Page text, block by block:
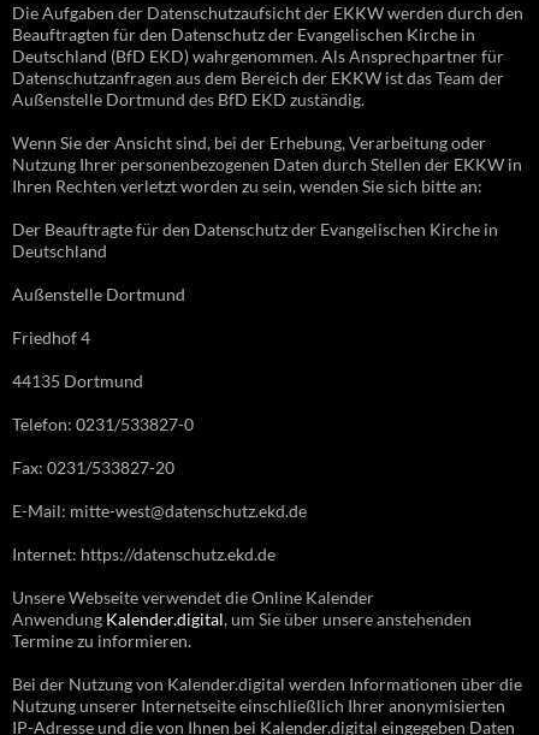
Die Aufgaben der Datenschutzaufsicht der EKKW werden durch den
Beauftragten für den Datenschutz der Evangelischen Kirche in
Deutschland (BfD EKD) wahrgenommen. Als Ansprechpartner für
Datenschutzanfragen aus dem Bereich der EKKW ist das Team der
Außenstelle Dortmund des BfD EKD zuständig.
Wenn Sie der Ansicht sind, bei der Erhebung, Verarbeitung oder
Nutzung Ihrer personenbezogenen Daten durch Stellen der EKKW in
Ihren Rechten verletzt worden zu sein, wenden Sie sich bitte an:
Der Beauftragte für den Datenschutz der Evangelischen Kirche in
Deutschland
Außenstelle Dortmund
Friedhof 4
44135 Dortmund
Telefon: 0231/533827-0
Fax: 0231/533827-20
E-Mail: mitte-west@datenschutz.ekd.de
Internet: https://datenschutz.ekd.de
Unsere Webseite verwendet die Online Kalender
Anwendung Kalender.digital, um Sie über unsere anstehenden
Termine zu informieren.
Bei der Nutzung von Kalender.digital werden Informationen über die
Nutzung unserer Internetseite einschließlich Ihrer anonymisierten
IP-Adresse und die von Ihnen bei Kalender.digital eingegeben Daten